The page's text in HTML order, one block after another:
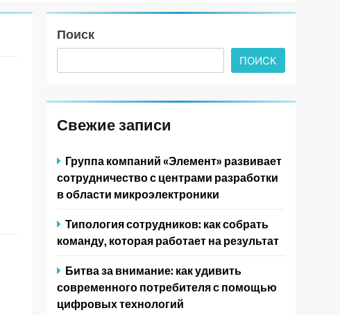
Поиск
ПОИСК
Свежие записи
Группа компаний «Элемент» развивает
сотрудничество с центрами разработки
в области микроэлектроники
Типология сотрудников: как собрать
команду, которая работает на результат
Битва за внимание: как удивить
современного потребителя с помощью
цифровых технологий